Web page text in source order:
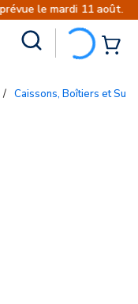
11 août.
/ Caissons, Boîtiers et